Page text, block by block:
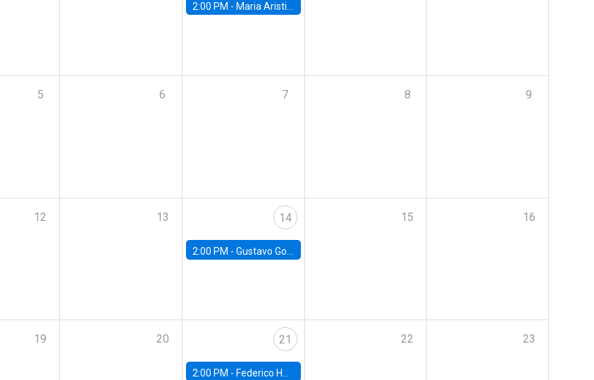
2:00 PM - Maria Aristizabal-Ramirez, FED Board
5 6 7 8 9
12 13 14
2:00 PM - Gustavo González - Banco Central de Chile
15 16
19 20 21
2:00 PM - Federico Huneeus - Banco Central de Chile
22 23